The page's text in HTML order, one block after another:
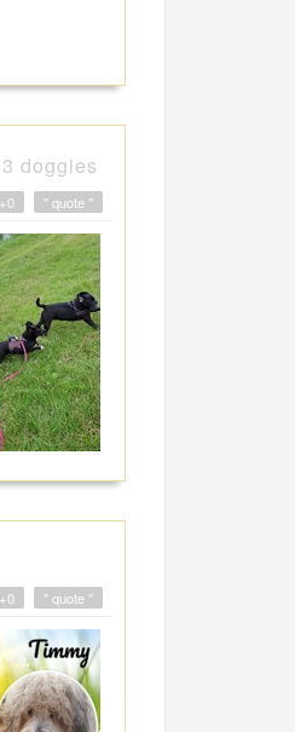
3 doggies
" quote "
+0
" quote "
+0